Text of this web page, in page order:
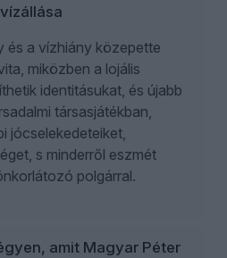
és a vízhiány közepette
miközben a lojális
identitásukat, és újabb
társasjátékban,
jócselekedeteiket,
s minderről eszmét
polgárral.
amit Magyar Péter